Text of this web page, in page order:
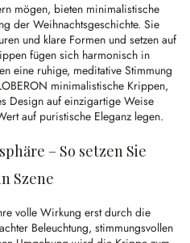
mögen, bieten minimalistische
der Weihnachtsgeschichte. Sie
und klare Formen und setzen auf
fügen sich harmonisch in
eine ruhige, meditative Stimmung
minimalistische Krippen,
Design auf einzigartige Weise
auf puristische Eleganz legen.
– So setzen Sie
Szene
volle Wirkung erst durch die
Beleuchtung, stimmungsvollen